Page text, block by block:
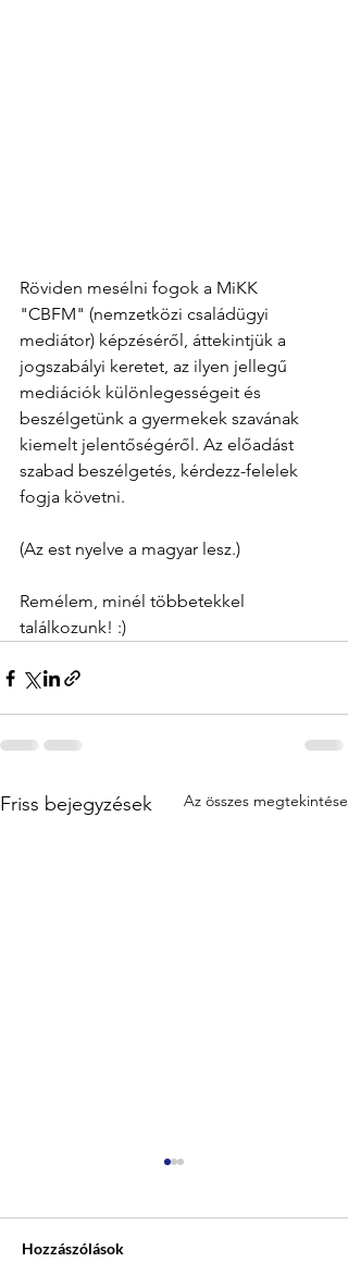
Röviden mesélni fogok a MiKK
"CBFM" (nemzetközi családügyi
mediátor) képzéséről, áttekintjük a
jogszabályi keretet, az ilyen jellegű
mediációk különlegességeit és
beszélgetünk a gyermekek szavának
kiemelt jelentőségéről. Az előadást
szabad beszélgetés, kérdezz-felelek
fogja követni.
(Az est nyelve a magyar lesz.)
Remélem, minél többetekkel
találkozunk! :)
Friss bejegyzések Az összes megtekintése
Hozzászólások